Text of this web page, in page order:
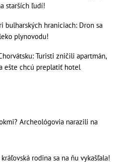
starších ľudí!
bulharských hraniciach: Dron sa
plynovodu!
Turisti zničili apartmán,
ešte chcú preplatiť hotel
Archeológovia narazili na
rodina sa na ňu vykašľala!